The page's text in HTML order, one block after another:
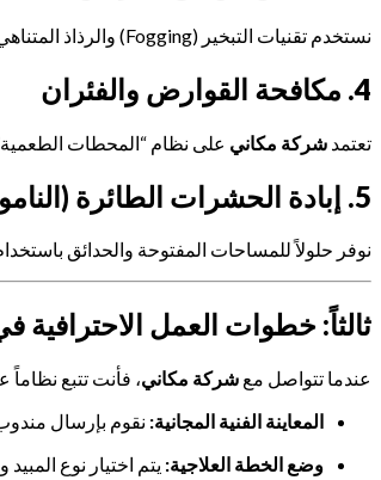
نستخدم تقنيات التبخير (Fogging) والرذاذ المتناهي الصغر للوصول إلى بيوض البق داخل المراتب والشقوق، مما يضمن لك نوماً هادئاً وآمناً من اللدغات.
4. مكافحة القوارض والفئران
تعتمد شركة مكاني على نظام “المحطات الطعمية”
5. إبادة الحشرات الطائرة (الناموس والذباب)
نوفر حلولاً للمساحات المفتوحة والحدائق
ثالثاً: خطوات العمل الاحترافية
عندما تتواصل مع شركة مكاني، فأنت تتبع نظاماً
المعاينة الفنية المجانية: نقوم بإرسال
وضع الخطة العلاجية: يتم اختيار نوع